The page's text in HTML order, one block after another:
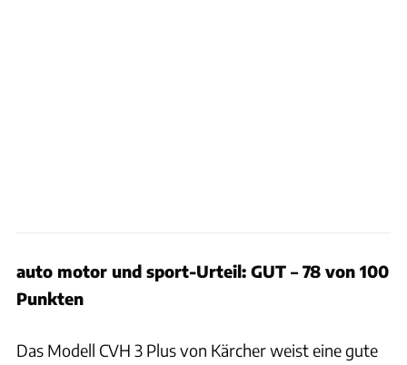
auto motor und sport-Urteil: GUT – 78 von 100
Punkten
Das Modell CVH 3 Plus von Kärcher weist eine gute